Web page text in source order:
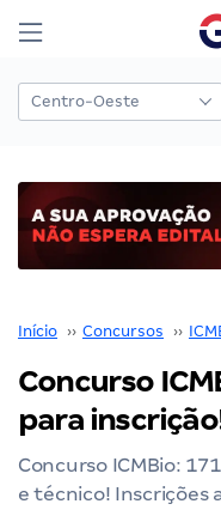
Início ›› Concursos ››
Concurso
para
Concurso ICMBio:
e técnico! Inscrições